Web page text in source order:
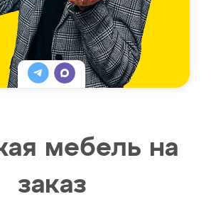
мебель на
заказ